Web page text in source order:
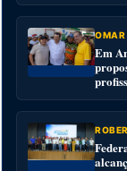
Em